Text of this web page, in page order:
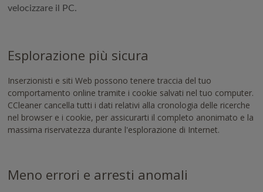
velocizzare il PC.
Esplorazione più sicura
Inserzionisti e siti Web possono tenere traccia del tuo
comportamento online tramite i cookie salvati nel tuo computer.
CCleaner cancella tutti i dati relativi alla cronologia delle ricerche
nel browser e i cookie, per assicurarti il completo anonimato e la
massima riservatezza durante l'esplorazione di Internet.
Meno errori e arresti anomali